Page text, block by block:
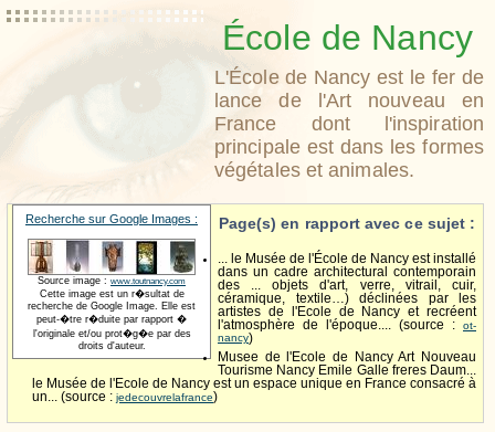
École de Nancy
L'École de Nancy est le fer de
lance de l'Art nouveau en
France dont l'inspiration
principale est dans les formes
végétales et animales.
Recherche sur Google Images :
Source image : www.toutnancy.com
Cette image est un r�sultat de
recherche de Google Image. Elle est
peut-�tre r�duite par rapport �
l'originale et/ou prot�g�e par des
droits d'auteur.
Page(s) en rapport avec ce sujet :
... le Musée de l'École de Nancy est installé
dans un cadre architectural contemporain
des ... objets d'art, verre, vitrail, cuir,
céramique, textile…) déclinées par les
artistes de l'Ecole de Nancy et recréent
l'atmosphère de l'époque.... (source : ot-
nancy)
Musee de l'Ecole de Nancy Art Nouveau
Tourisme Nancy Emile Galle freres Daum...
le Musée de l'Ecole de Nancy est un espace unique en France consacré à
un... (source : jedecouvrelafrance)